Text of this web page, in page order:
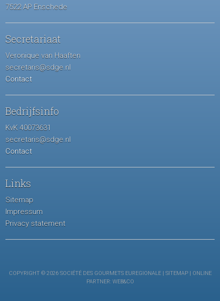
7522 AP Enschede
Secretariaat
Veronique van Haaften
secretaris@sdge.nl
Contact
Bedrijfsinfo
KvK 40073631
secretaris@sdge.nl
Contact
Links
Sitemap
Impressum
Privacy statement
COPYRIGHT © 2026 SOCIÉTÉ DES GOURMETS EUREGIONALE | SITEMAP| ONLINE
PARTNER: WEB&CO